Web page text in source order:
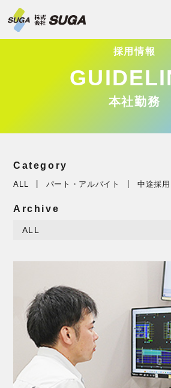
採用情報
本社勤務
Category
ALL パート・アルバイト 中途採用
Archive